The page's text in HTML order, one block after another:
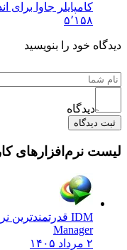
کامپایلر جاوا برای
۵٬۱۵۸
دیدگاه خود را بنویسید
دیدگاه
ثبت دیدگاه
لیست نرم‌افزارهای
IDM قدرتمندترین نرم افزار دانلود
Manager
۲ مرداد ۱۴۰۵